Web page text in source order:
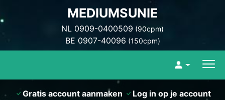
MEDIUMSUNIE
NL 0909-0400509 (90cpm)
BE 0907-40096 (150cpm)
Gratis account aanmaken
Log in op je account